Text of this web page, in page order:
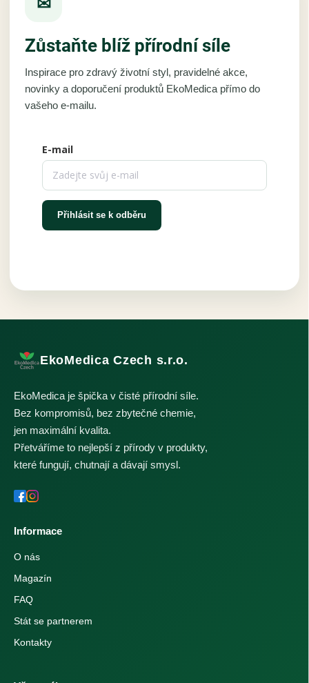
Zůstaňte blíž přírodní síle
Inspirace pro zdravý životní styl, pravidelné akce,
novinky a doporučení produktů EkoMedica přímo do
vašeho e-mailu.
E-mail
Přihlásit se k odběru
EkoMedica Czech s.r.o.
EkoMedica je špička v čisté přírodní síle.
Bez kompromisů, bez zbytečné chemie,
jen maximální kvalita.
Přetváříme to nejlepší z přírody v produkty,
které fungují, chutnají a dávají smysl.
Informace
O nás
Magazín
FAQ
Stát se partnerem
Kontakty